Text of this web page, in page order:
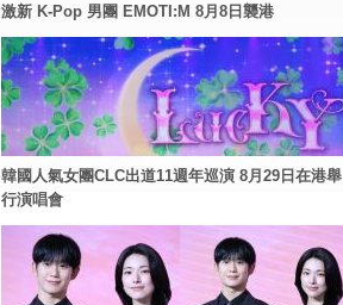
激新 K-Pop 男團 EMOTI:M 8月8日襲港
韓國人氣女團CLC出道11週年巡演 8月29日在港舉
行演唱會